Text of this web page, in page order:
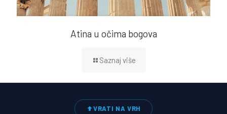
Atina u očima bogova
Saznaj više
VRATI NA VRH